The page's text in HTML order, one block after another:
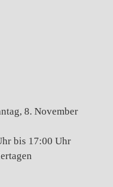
8. November
bis 17:00 Uhr